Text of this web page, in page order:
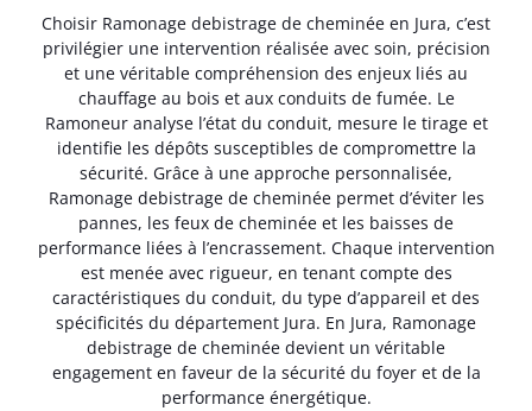
Choisir Ramonage debistrage de cheminée en Jura, c’est
privilégier une intervention réalisée avec soin, précision
et une véritable compréhension des enjeux liés au
chauffage au bois et aux conduits de fumée. Le
Ramoneur analyse l’état du conduit, mesure le tirage et
identifie les dépôts susceptibles de compromettre la
sécurité. Grâce à une approche personnalisée,
Ramonage debistrage de cheminée permet d’éviter les
pannes, les feux de cheminée et les baisses de
performance liées à l’encrassement. Chaque intervention
est menée avec rigueur, en tenant compte des
caractéristiques du conduit, du type d’appareil et des
spécificités du département Jura. En Jura, Ramonage
debistrage de cheminée devient un véritable
engagement en faveur de la sécurité du foyer et de la
performance énergétique.